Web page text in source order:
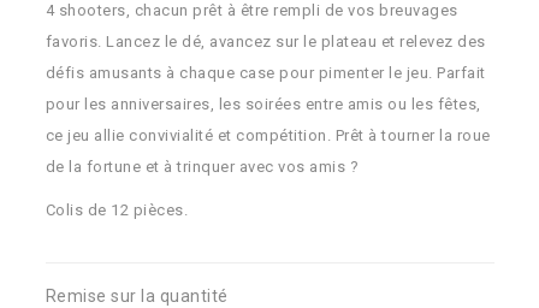
4 shooters, chacun prêt à être rempli de vos breuvages
favoris. Lancez le dé, avancez sur le plateau et relevez des
défis amusants à chaque case pour pimenter le jeu. Parfait
pour les anniversaires, les soirées entre amis ou les fêtes,
ce jeu allie convivialité et compétition. Prêt à tourner la roue
de la fortune et à trinquer avec vos amis ?
Colis de 12 pièces.
Remise sur la quantité